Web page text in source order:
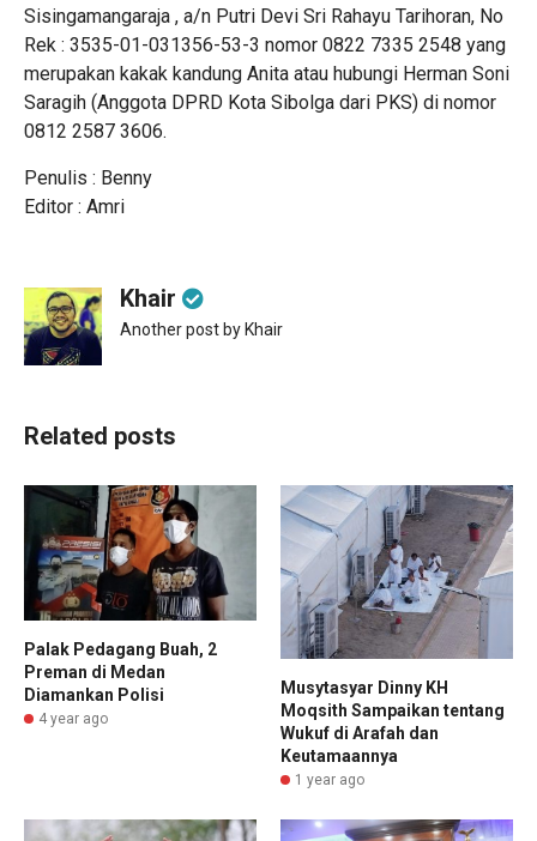
Sisingamangaraja , a/n Putri Devi Sri Rahayu Tarihoran, No
Rek : 3535-01-031356-53-3 nomor 0822 7335 2548 yang
merupakan kakak kandung Anita atau hubungi Herman Soni
Saragih (Anggota DPRD Kota Sibolga dari PKS) di nomor
0812 2587 3606.
Penulis : Benny
Editor : Amri
Khair
Another post by Khair
Related posts
Palak Pedagang Buah, 2
Preman di Medan
Diamankan Polisi
4 year ago
Musytasyar Dinny KH
Moqsith Sampaikan tentang
Wukuf di Arafah dan
Keutamaannya
1 year ago